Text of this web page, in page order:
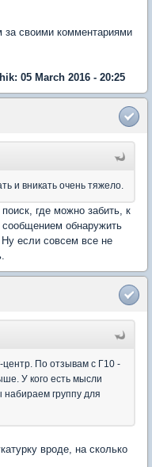
за своими комментариями
05 March 2016 - 20:25
и вникать очень тяжело.
где можно забить, к
обнаружить
если совсем все не
центр. По отзывам с Г10 -
У кого есть мысли
набираем группу для
вроде, на сколько